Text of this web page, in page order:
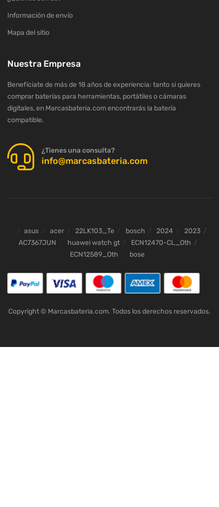
Información de envío
Mapa del sitio
Nuestra Empresa
Benefíciate de más de 18 años de experiencia: tanto si quieres
comprar baterías para herramientas, portátiles o cámaras
digitales, en Marcasbateria.com encontrarás la batería
compatible.
¿Tienes una consulta?
info@marcasbateria.com
asus acer 22LK103_Te bosch 2024
2023
AC7367JUN
huawei watch gt
ECN12470-CL_Oth
ECN12589_Oth
bose
Copyright © Marcasbateria.com. Todos los derechos reservados.